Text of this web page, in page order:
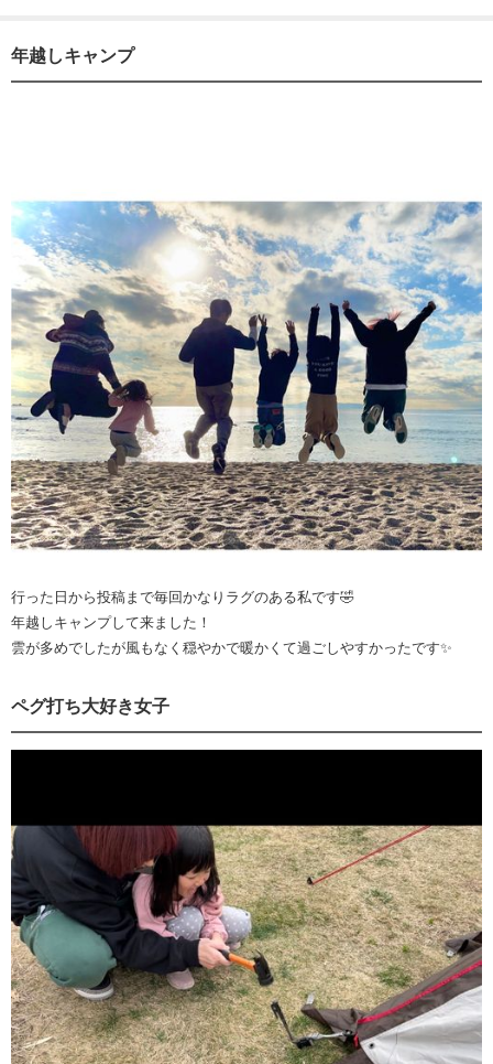
年越しキャンプ
行った日から投稿まで毎回かなりラグのある私です🤣
年越しキャンプして来ました！
雲が多めでしたが風もなく穏やかで暖かくて過ごしやすかったです✨
ペグ打ち大好き女子